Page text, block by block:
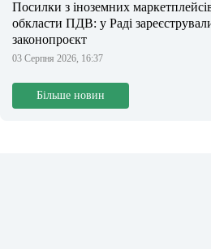
Посилки з іноземних
обкласти ПДВ: у Раді
законопроєкт
03 Серпня 2026, 16:37
Більше новин